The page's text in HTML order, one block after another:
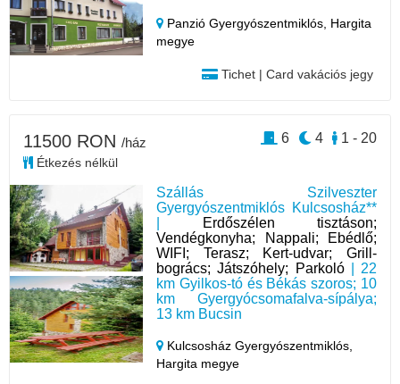
Panzió Gyergyószentmiklós, Hargita
megye
Tichet | Card vakációs jegy
Szállás Szilveszter
Gyergyószentmiklós Kulcsosház**
Erdőszélen tisztáson;
Vendégkonyha; Nappali; Ebédlő;
WIFI; Terasz; Kert-udvar; Grill-
bogrács; Játszóhely; Parkoló| 22
km Gyilkos-tó és Békás szoros; 10
km Gyergyócsomafalva-sípálya;
13 km Bucsin
Kulcsosház Gyergyószentmiklós,
Hargita megye
11500 RON /ház
Étkezés nélkül
1 - 20
4
6